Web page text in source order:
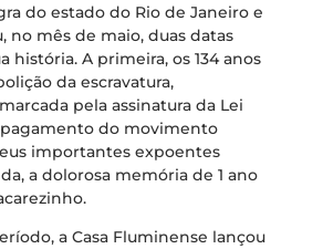
do estado do Rio de Janeiro e
no mês de maio, duas datas
história. A primeira, os 134 anos
da escravatura,
pela assinatura da Lei
do movimento
importantes expoentes
a dolorosa memória de 1 ano
a Casa Fluminense lançou